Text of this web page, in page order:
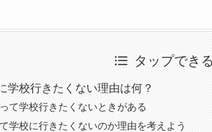
タップでき
学校行きたくない理由は何？
て学校行きたくないときがある
学校に行きたくないのか理由を考えよう